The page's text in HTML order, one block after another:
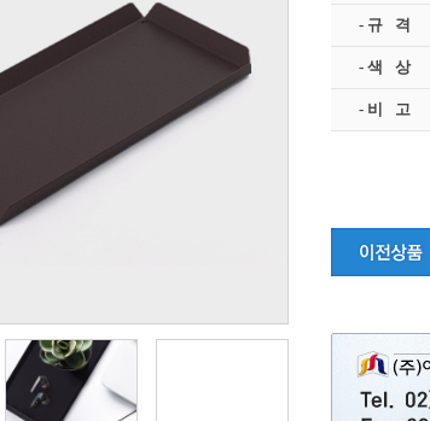
- 규 격
- 색 상
- 비 고